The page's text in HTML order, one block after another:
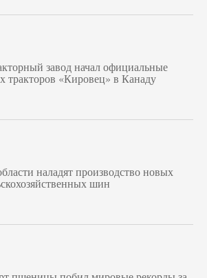
завод начал официальные
тракторов «Кировец» в Канаду
наладят производство новых
шин